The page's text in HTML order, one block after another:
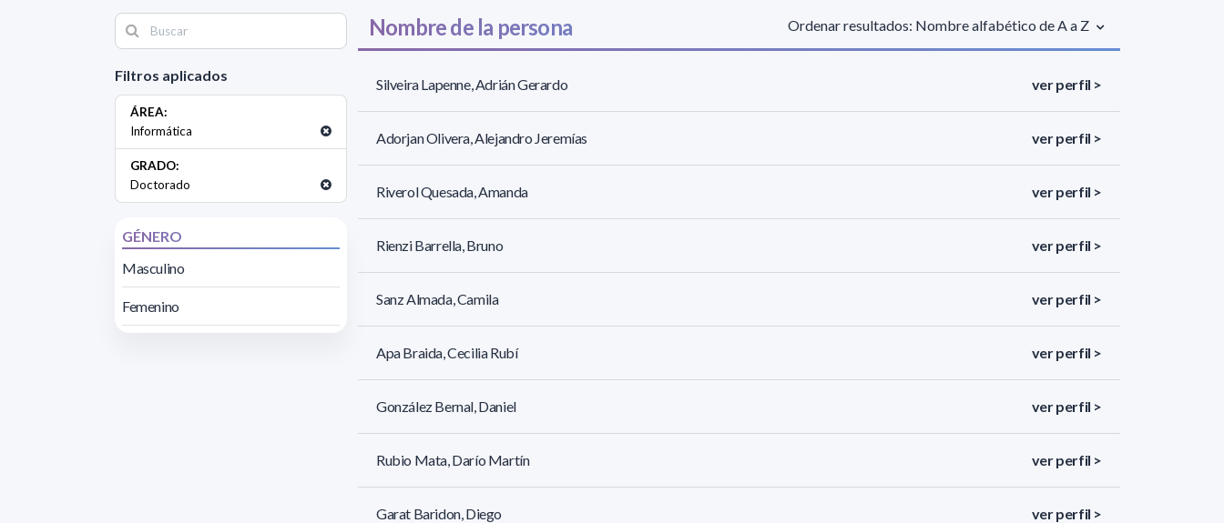
Filtros aplicados
ÁREA:
Informática
GRADO:
Doctorado
GÉNERO
Masculino
Femenino
Nombre de la persona Ordenar resultados: Nombre alfabético de A a Z
Silveira Lapenne, Adrián Gerardo ver perfil >
Adorjan Olivera, Alejandro Jeremías ver perfil >
Riverol Quesada, Amanda ver perfil >
Rienzi Barrella, Bruno ver perfil >
Sanz Almada, Camila ver perfil >
Apa Braida, Cecilia Rubí ver perfil >
González Bernal, Daniel ver perfil >
Rubio Mata, Darío Martín ver perfil >
Garat Baridon, Diego ver perfil >